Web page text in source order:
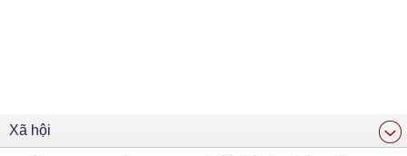
Xã hội